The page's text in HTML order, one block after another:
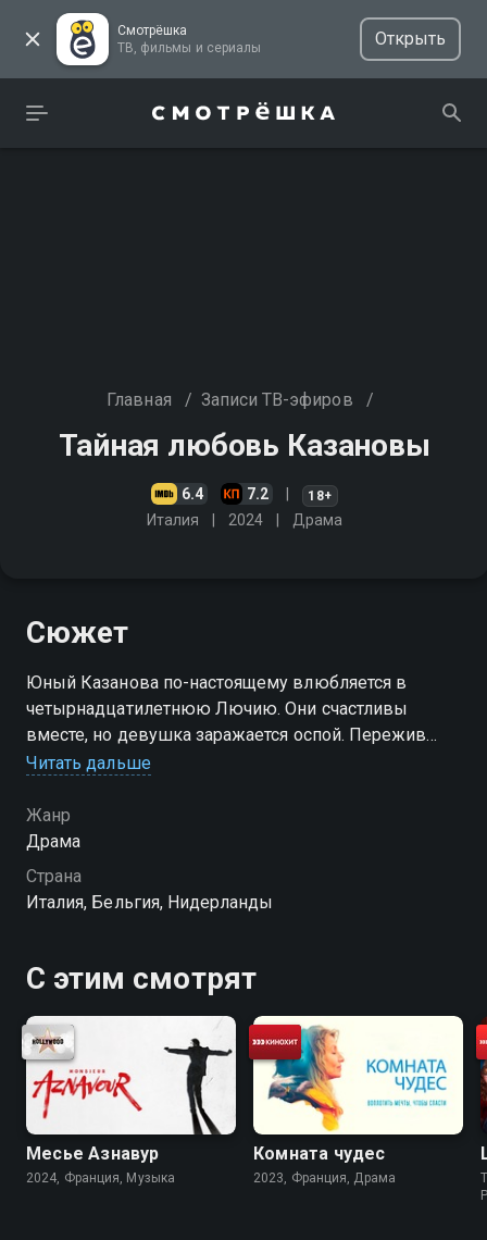
Смотрёшка
ТВ, фильмы и сериалы
Открыть
Главная / Записи ТВ-эфиров /
Тайная любовь Казановы
6.4 7.2 18+
Италия 2024 Драма
Сюжет
Юный Казанова по-настоящему влюбляется в
четырнадцатилетнюю Лючию. Они счастливы
вместе, но девушка заражается оспой. Пережив
болезнь, Лючия сталкивается с её тяжёлыми
оставив прошлое позади
Читать дальше
Жанр
Драма
Страна
Италия, Бельгия, Нидерланды
С этим смотрят
Месье Азнавур
2024, Франция, Музыка
Комната чудес
2023, Франция, Драма